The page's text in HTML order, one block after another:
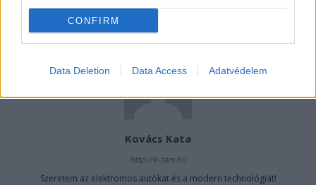
CONFIRM
Data Deletion Data Access Adatvédelem
Kovács Kata
http://e-cars.hu
Szeretem az elektromos autókat és a modern technológiát!